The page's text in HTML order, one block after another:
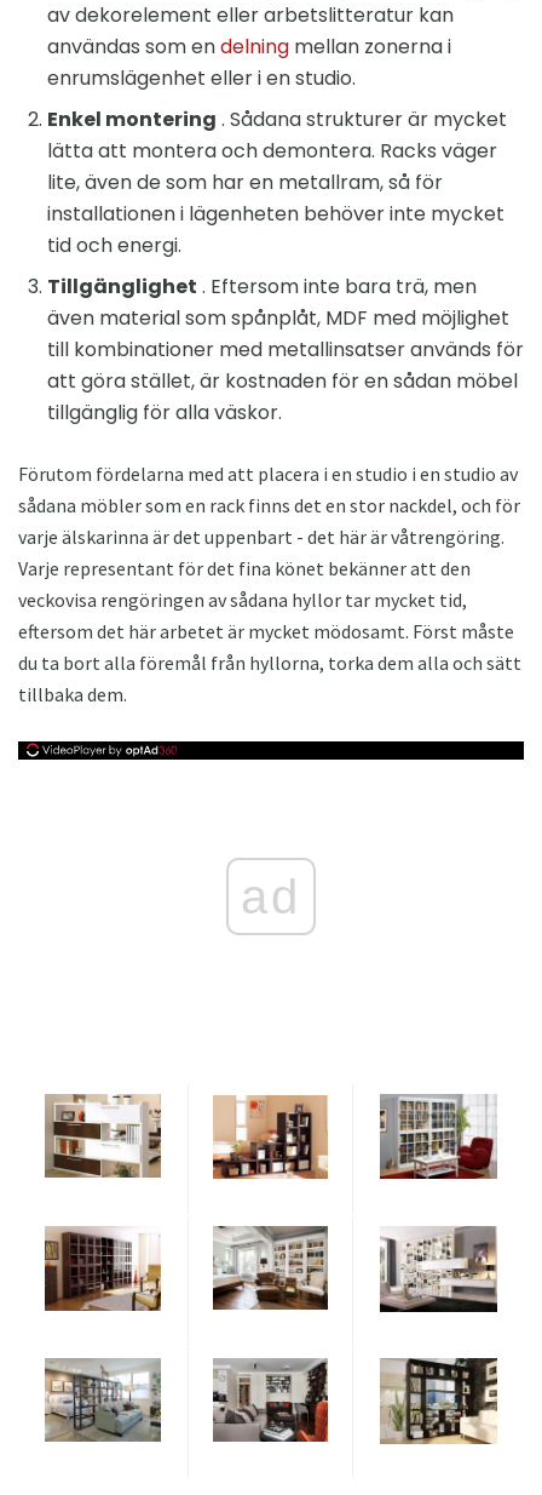
av dekorelement eller arbetslitteratur kan
användas som endelning mellan zonerna i
enrumslägenhet eller i en studio.
Enkel montering . Sådana strukturer är mycket
lätta att montera och demontera. Racks väger
lite, även de som har en metallram, så för
installationen i lägenheten behöver inte mycket
tid och energi.
Tillgänglighet . Eftersom inte bara trä, men
även material som spånplåt, MDF med möjlighet
till kombinationer med metallinsatser används för
att göra stället, är kostnaden för en sådan möbel
tillgänglig för alla väskor.
Förutom fördelarna med att placera i en studio i en studio av
sådana möbler som en rack finns det en stor nackdel, och för
varje älskarinna är det uppenbart - det här är våtrengöring.
Varje representant för det fina könet bekänner att den
veckovisa rengöringen av sådana hyllor tar mycket tid,
eftersom det här arbetet är mycket mödosamt. Först måste
du ta bort alla föremål från hyllorna, torka dem alla och sätt
tillbaka dem.
ad